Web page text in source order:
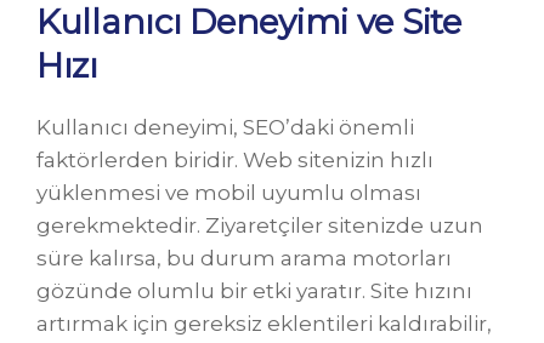
Kullanıcı Deneyimi ve Site
Hızı
Kullanıcı deneyimi, SEO’daki önemli
faktörlerden biridir. Web sitenizin hızlı
yüklenmesi ve mobil uyumlu olması
gerekmektedir. Ziyaretçiler sitenizde uzun
süre kalırsa, bu durum arama motorları
gözünde olumlu bir etki yaratır. Site hızını
artırmak için gereksiz eklentileri kaldırabilir,